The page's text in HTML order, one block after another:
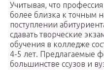
Учитывая, что
более близка к точным
поступлении
сдавать творческие
обучения в колледже
4-5 лет. Предлагаемые
большинстве ссузов и